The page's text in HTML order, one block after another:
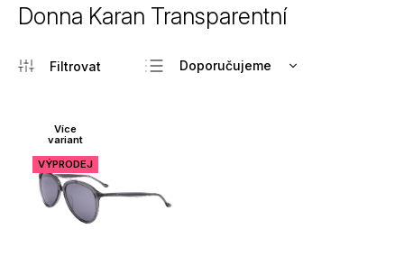
Donna Karan Transparentní
Doporučujeme
Více
variant
VÝPRODEJ